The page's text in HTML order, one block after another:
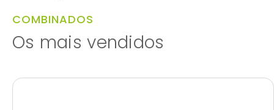
COMBINADOS
Os mais vendidos